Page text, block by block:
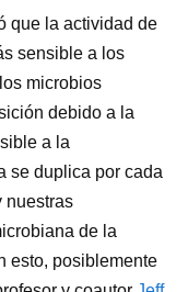
que la actividad de
sensible a los
microbios
debido a la
a la
se duplica por cada
nuestras
de la
esto, posiblemente